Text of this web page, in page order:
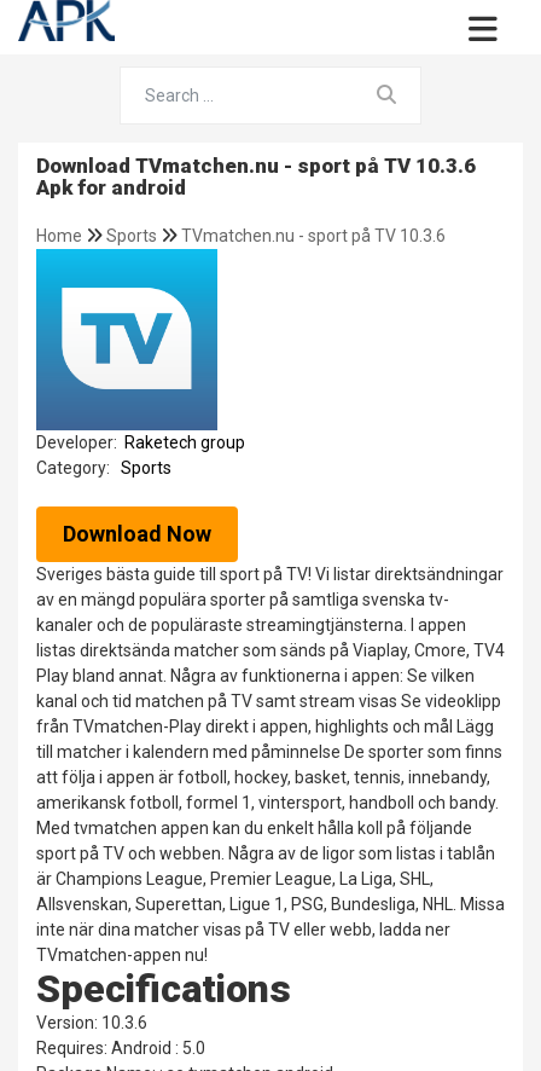
Download TVmatchen.nu - sport på TV 10.3.6
Apk for android
Home Sports TVmatchen.nu - sport på TV 10.3.6
Developer: Raketech group
Category:
Sports
Download Now
Sveriges bästa guide till sport på TV! Vi listar direktsändningar
av en mängd populära sporter på samtliga svenska tv-
kanaler och de populäraste streamingtjänsterna. I appen
listas direktsända matcher som sänds på Viaplay, Cmore, TV4
Play bland annat. Några av funktionerna i appen: Se vilken
kanal och tid matchen på TV samt stream visas Se videoklipp
från TVmatchen-Play direkt i appen, highlights och mål Lägg
till matcher i kalendern med påminnelse De sporter som finns
att följa i appen är fotboll, hockey, basket, tennis, innebandy,
amerikansk fotboll, formel 1, vintersport, handboll och bandy.
Med tvmatchen appen kan du enkelt hålla koll på följande
sport på TV och webben. Några av de ligor som listas i tablån
är Champions League, Premier League, La Liga, SHL,
Allsvenskan, Superettan, Ligue 1, PSG, Bundesliga, NHL. Missa
inte när dina matcher visas på TV eller webb, ladda ner
TVmatchen-appen nu!
Specifications
Version: 10.3.6
Requires: Android : 5.0